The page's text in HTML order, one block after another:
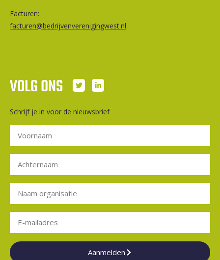
Facturen:
facturen@bedrijvenverenigingwest.nl
VOLG ONS
Schrijf je in voor de nieuwsbrief
Aanmelden